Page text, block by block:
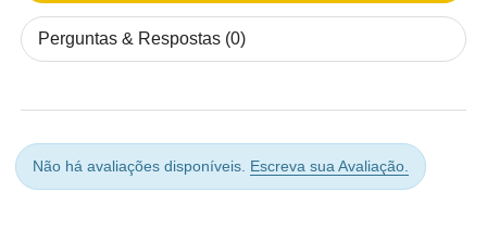
Perguntas & Respostas (0)
Não há avaliações disponíveis. Escreva sua Avaliação.